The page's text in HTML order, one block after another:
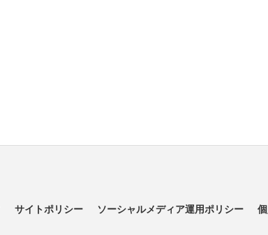
サイトポリシー ソーシャルメディア運用ポリシー